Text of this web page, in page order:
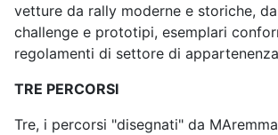
vetture da rally moderne e storiche,
challenge e prototipi, esemplari
regolamenti di settore di
TRE PERCORSI
Tre, i percorsi "disegnati" da